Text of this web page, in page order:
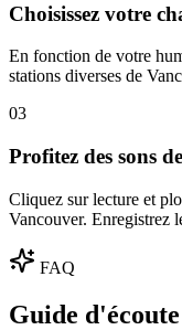
Choisissez votre
En fonction de votre
stations diverses de
03
Profitez des sons
Cliquez sur lecture et
Vancouver. Enregistrez
FAQ
Guide